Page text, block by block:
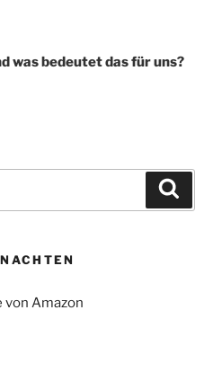
was bedeutet das für uns?
Amazon